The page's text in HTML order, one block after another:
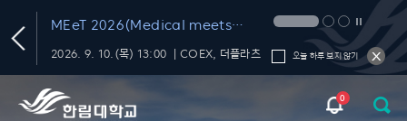
MEeT 2026(Medical meets
Technology 2026)
2026. 9. 10.(목) 13:00 ｜COEX, 더플라츠 오늘 하루 보지 않기
0